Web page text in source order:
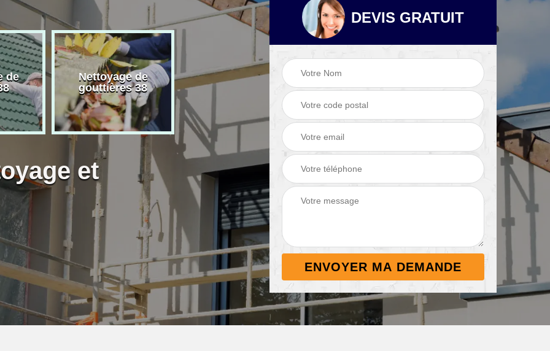
de
Nettoyage de
gouttières 38
Artisan peintre 38
Démoussage de
toiture 38
Nettoyage de
terrasse 38
et
DEVIS GRATUIT